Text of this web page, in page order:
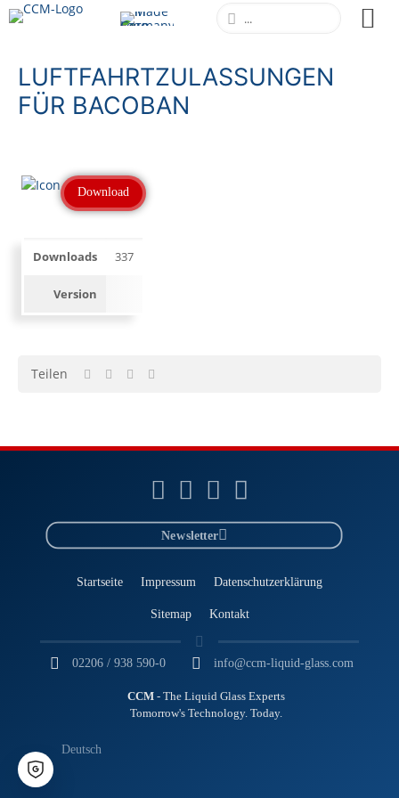
LUFTFAHRTZULASSUNGEN
FÜR BACOBAN
Download
Downloads 337
Version
Teilen
Startseite Impressum Datenschutzerklärung
Sitemap Kontakt
02206 / 938 590-0 info@ccm-liquid-glass.com
Newsletter
CCM - The Liquid Glass Experts
Tomorrow's Technology. Today.
Deutsch